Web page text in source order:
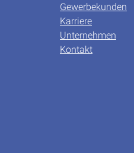
Gewerbekunden
Karriere
Unternehmen
Kontakt